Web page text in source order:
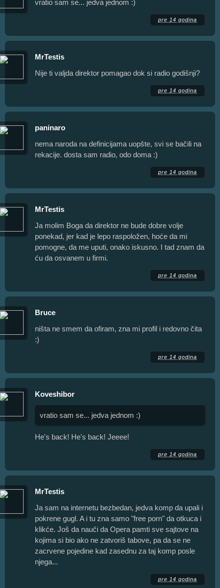
vratio sam se... jedva jednom :)
pre 14 godina
MrTestis
Nije ti valjda direktor pomagao dok si radio godišnji?
pre 14 godina
paninaro
nema naroda na definicijama uopšte, svi se bačili na
rekacije. dosta sam radio, odo doma :)
pre 14 godina
MrTestis
Ja molim Boga da direktor ne bude dobre volje
ponekad, jer kad je lepo raspoložen, hoće da mi
pomogne, da me uputi, onako iskusno. I tad znam da
ću da osvanem u firmi.
pre 14 godina
Bruce
ništa ne smem da ofiram, zna mi profil i redovno čita
:)
pre 14 godina
Koveshibor
vratio sam se... jedva jednom :)
He's back! He's back! Jeeee!
pre 14 godina
MrTestis
Ja sam na internetu bezbedan, jedva komp da upali i
pokrene gugl. A i tu zna samo "free porn" da otkuca i
klikće. Još da nauči da Opera pamti sve sajtove na
kojima si bio ako ne zatvoriš tabove, pa da se ne
zacrvene pojedine kad zasednu za taj komp posle
njega...
pre 14 godina